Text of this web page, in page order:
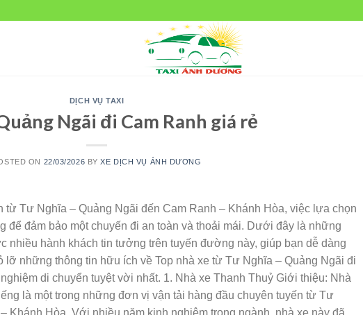
DỊCH VỤ TAXI
Ngãi đi Cam Ranh giá rẻ
ON 22/03/2026 BYXE DỊCH VỤ ÁNH DƯƠNG
từ Tư Nghĩa – Quảng Ngãi đến Cam Ranh – Khánh Hòa, việc lựa chọn
để đảm bảo một chuyến đi an toàn và thoải mái. Dưới đây là những
nhiều hành khách tin tưởng trên tuyến đường này, giúp bạn dễ dàng
những thông tin hữu ích về Top nhà xe từ Tư Nghĩa – Quảng Ngãi đi
di chuyển tuyệt vời nhất. 1. Nhà xe Thanh Thuỷ Giới thiệu: Nhà
là một trong những đơn vị vận tải hàng đầu chuyên tuyến từ Tư
Khánh Hòa. Với nhiều năm kinh nghiệm trong ngành, nhà xe này đã